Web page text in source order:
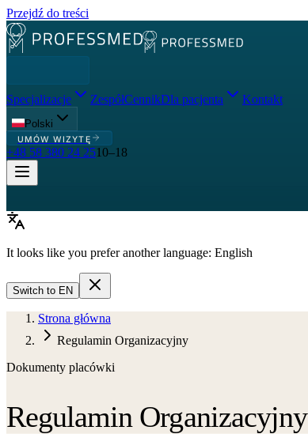
Przejdź do treści
Specjalizacje ZespółCennikDla pacjenta Kontakt
Polski
UMÓW WIZYTĘ
+48 58 380 24 2510–18
It looks like you prefer another language: English
Switch to EN
Strona główna
Regulamin Organizacyjny
Dokumenty placówki
Regulamin Organizacyjny